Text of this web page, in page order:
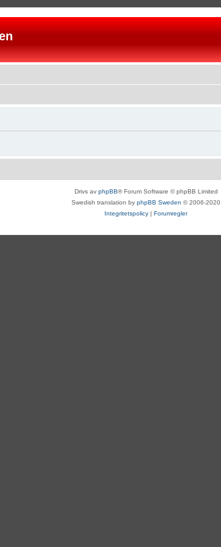
Drivs av phpBB® Forum Software © phpBB Limited
Swedish translation by phpBB Sweden © 2006-2020
Integritetspolicy | Forumregler